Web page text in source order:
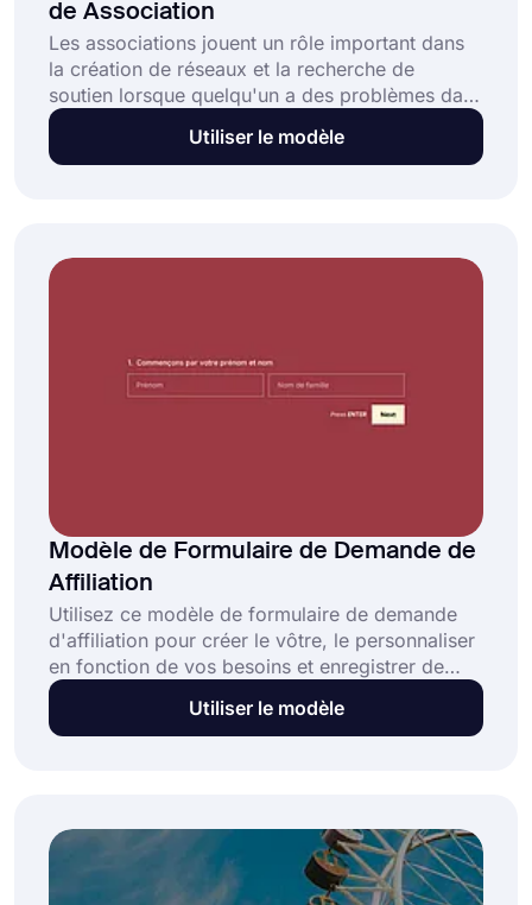
de Association
Les associations jouent un rôle important dans
la création de réseaux et la recherche de
soutien lorsque quelqu'un a des problèmes dans
son entreprise. Ainsi, les propriétaires
d'entreprise s'intéresseront sûrement à votre
formulaire d'inscription et collecter facilement
les informations nécessaires!
Utiliser le modèle
Modèle de Formulaire de Demande de
Affiliation
Utilisez ce modèle de formulaire de demande
d'affiliation pour créer le vôtre, le personnaliser
en fonction de vos besoins et enregistrer de
nouveaux affiliés pour votre programme
d'affiliation en peu de temps. Vous pouvez
les adresses e-mail, les visiteurs mensuels du
site Web et bien d'autres. C'est entièrement
gratuit et ne nécessite aucune compétence de
Utiliser le modèle